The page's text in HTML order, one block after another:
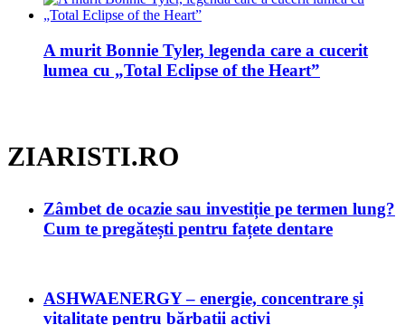
A murit Bonnie Tyler, legenda care a cucerit
lumea cu „Total Eclipse of the Heart”
ZIARISTI.RO
Zâmbet de ocazie sau investiție pe termen lung?
Cum te pregătești pentru fațete dentare
ASHWAENERGY – energie, concentrare și
vitalitate pentru bărbații activi